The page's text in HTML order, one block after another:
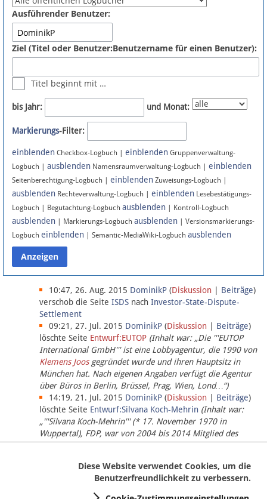
Fehler melden
Newsletter
Bluesky
Facebook
Instagram
Anmelden
Datenschutz
Über Lobbypedia
Impressum
Ausführender Benutzer:
Ziel (Titel oder Benutzer:Benutzername für einen Benutzer):
Titel beginnt mit …
bis Jahr: und Monat:
Markierungs-Filter:
einblenden Checkbox-Logbuch | einblenden Gruppenverwaltung-
Logbuch | ausblenden Namensraumverwaltung-Logbuch | einblenden
Seitenberechtigung-Logbuch | einblenden Zuweisungs-Logbuch |
ausblenden Rechteverwaltung-Logbuch | einblenden Lesebestätigungs-
Logbuch | Begutachtung-Logbuch ausblenden | Kontroll-Logbuch
ausblenden | Markierungs-Logbuch ausblenden | Versionsmarkierungs-
Logbuch einblenden | Semantic-MediaWiki-Logbuch ausblenden
10:47, 26. Aug. 2015 DominikP (Diskussion Beiträge)
verschob die Seite ISDS nach Investor-State-Dispute-
Settlement
09:21, 27. Jul. 2015 DominikP (Diskussion Beiträge)
löschte Seite Entwurf:EUTOP (Inhalt war: „Die '''EUTOP
International GmbH''' ist eine Lobbyagentur, die 1990 von
Klemens Joosgegründet wurde und ihren Hauptsitz in
München hat. Nach eigenen Angaben verfügt die Agentur
über Büros in Berlin, Brüssel, Prag, Wien, Lond…“)
14:19, 21. Jul. 2015 DominikP (Diskussion Beiträge)
löschte Seite Entwurf:Silvana Koch-Mehrin (Inhalt war:
„'''Silvana Koch-Mehrin''' (* 17. November 1970 in
Wuppertal), FDP, war von 2004 bis 2014 Mitglied des
Europäischen Parlaments, seit November 2014 ist sie für
Diese Website verwendet Cookies, um die
Benutzerfreundlichkeit zu verbessern.